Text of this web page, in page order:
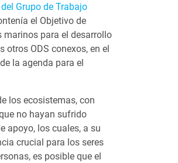
Grupo de Trabajo
el Objetivo de
marinos para el desarrollo
otros ODS conexos, en el
la agenda para el
los ecosistemas, con
no hayan sufrido
apoyo, los cuales, a su
crucial para los seres
es posible que el